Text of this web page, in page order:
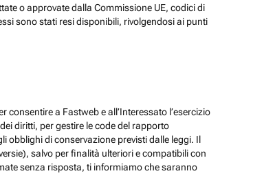
o approvate dalla Commissione UE, codici di
sono stati resi disponibili, rivolgendosi ai punti
a Fastweb e all’Interessato l’esercizio
diritti, per gestire le code del rapporto
obblighi di conservazione previsti dalle leggi. Il
salvo per finalità ulteriori e compatibili con
senza risposta, ti informiamo che saranno